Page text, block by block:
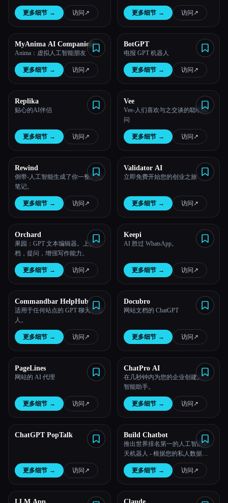
更多细节 → 访问 ↗︎ 更多细节 → 访问 ↗︎
MyAnima AI Companion
Anima：虚拟人工智能朋友
更多细节 → 访问 ↗︎
BotGPT
电报 GPT 机器人
更多细节 → 访问 ↗︎
Replika
贴心的AI伴侣
更多细节 → 访问 ↗︎
Vee
Vee-人们喜欢与之交谈的聪明顾
问
更多细节 → 访问 ↗︎
Rewind
倒带-人工智能生成了你一整天的
笔记。
更多细节 → 访问 ↗︎
Validator AI
立即免费开始您的创业之旅
更多细节 → 访问 ↗︎
Orchard
果园：GPT 文本编辑器。上传文
档，提问，增强写作能力。
更多细节 → 访问 ↗︎
Keepi
AI 胜过 WhatsApp。
更多细节 → 访问 ↗︎
Commandbar HelpHub
适用于任何站点的 GPT 聊天机器
人。
更多细节 → 访问 ↗︎
Docubro
网站文档的 ChatGPT
更多细节 → 访问 ↗︎
PageLines
网站的 AI 代理
更多细节 → 访问 ↗︎
ChatPro AI
在几秒钟内为您的企业创建人工
智能助手。
更多细节 → 访问 ↗︎
ChatGPT PopTalk
更多细节 → 访问 ↗︎
Build Chatbot
推出世界排名第一的人工智能聊
天机器人 - 根据您的私人数据自
动训练，支持所有文件格式
更多细节 → 访问 ↗︎